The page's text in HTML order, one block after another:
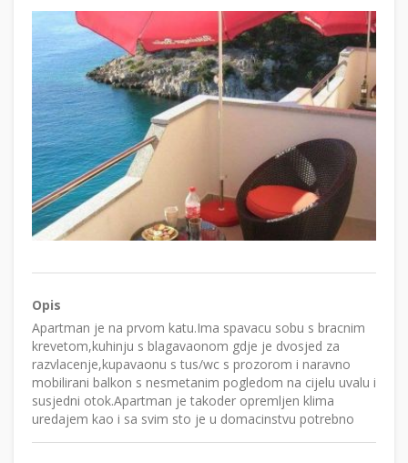
Opis
Apartman je na prvom katu.Ima spavacu sobu s bracnim
krevetom,kuhinju s blagavaonom gdje je dvosjed za
razvlacenje,kupavaonu s tus/wc s prozorom i naravno
mobilirani balkon s nesmetanim pogledom na cijelu uvalu i
susjedni otok.Apartman je takoder opremljen klima
uredajem kao i sa svim sto je u domacinstvu potrebno